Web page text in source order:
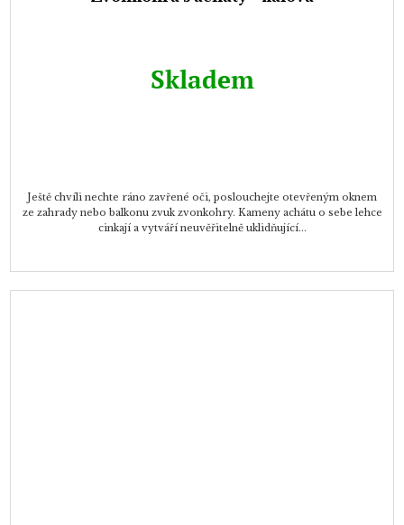
Skladem
Ještě chvíli nechte ráno zavřené oči, poslouchejte otevřeným oknem
ze zahrady nebo balkonu zvuk zvonkohry. Kameny achátu o sebe lehce
cinkají a vytváří neuvěřitelně uklidňující...